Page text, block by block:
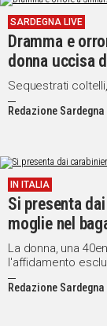
SARDEGNA LIVE
Dramma e
donna uccisa
Sequestrati
Redazione Sardegna
IN ITALIA
Si presenta
moglie nel
La donna, una
l'affidamento
Redazione